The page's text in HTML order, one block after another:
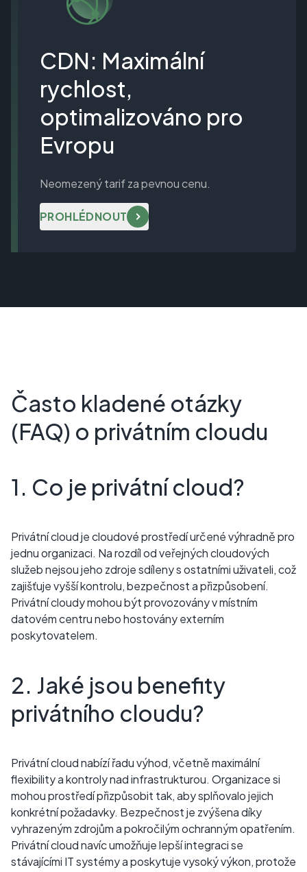
CDN: Maximální
rychlost,
optimalizováno pro
Evropu
Neomezený tarif za pevnou cenu.
PROHLÉDNOUT
Často kladené otázky
(FAQ) o privátním cloudu
1. Co je privátní cloud?
Privátní cloud je cloudové prostředí určené výhradně pro
jednu organizaci. Na rozdíl od veřejných cloudových
služeb nejsou jeho zdroje sdíleny s ostatními uživateli, což
zajišťuje vyšší kontrolu, bezpečnost a přizpůsobení.
Privátní cloudy mohou být provozovány v místním
datovém centru nebo hostovány externím
poskytovatelem.
2. Jaké jsou benefity
privátního cloudu?
Privátní cloud nabízí řadu výhod, včetně maximální
flexibility a kontroly nad infrastrukturou. Organizace si
mohou prostředí přizpůsobit tak, aby splňovalo jejich
konkrétní požadavky. Bezpečnost je zvýšena díky
vyhrazeným zdrojům a pokročilým ochranným opatřením.
Privátní cloud navíc umožňuje lepší integraci se
stávajícími IT systémy a poskytuje vysoký výkon, protože